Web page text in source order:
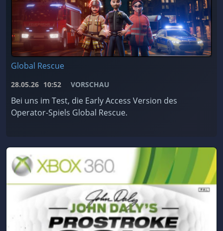
Global Rescue
28.05.26 10:52 VORSCHAU
Bei uns im Test, die Early Access Version des
Operator-Spiels Global Rescue.